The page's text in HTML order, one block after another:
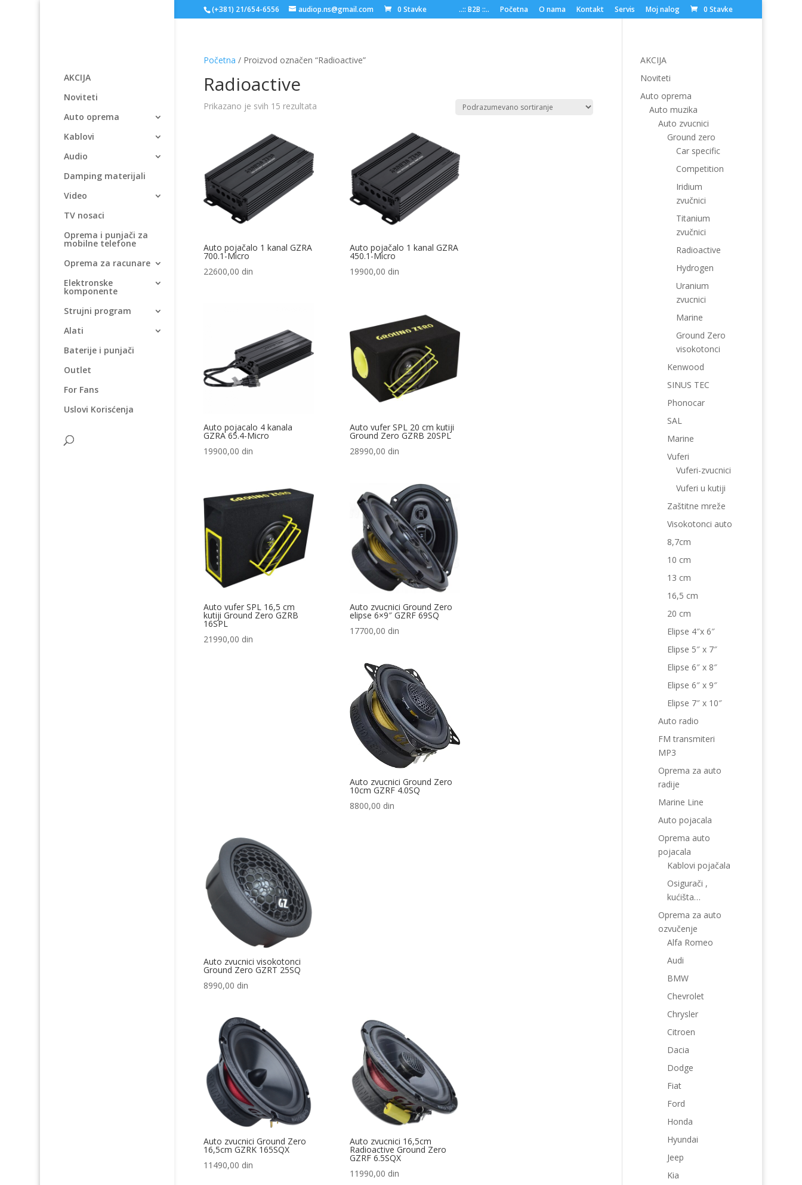
(+381) 21/654-6556 audiop.ns@gmail.com 0 Stavke ..:: B2B ::.. Početna O nama Kontakt Servis Moj nalog 0 Stavke
AKCIJA
Noviteti
Auto oprema
Kablovi
Audio
Damping materijali
Video
TV nosaci
Oprema i punjači za
mobilne telefone
Oprema za racunare
Elektronske
komponente
Strujni program
Alati
Baterije i punjači
Outlet
For Fans
Uslovi Korisćenja
Početna / Proizvod označen “Radioactive”
Radioactive
Prikazano je svih 15 rezultata
Auto pojačalo 1 kanal GZRA
700.1-Micro
22600,00 din
Auto pojačalo 1 kanal GZRA
450.1-Micro
19900,00 din
Auto pojacalo 4 kanala
GZRA 65.4-Micro
19900,00 din
Auto vufer SPL 20 cm kutiji
Ground Zero GZRB 20SPL
28990,00 din
Auto vufer SPL 16,5 cm
kutiji Ground Zero GZRB
16SPL
21990,00 din
Auto zvucnici Ground Zero
elipse 6×9″ GZRF 69SQ
17700,00 din
Auto zvucnici Ground Zero
10cm GZRF 4.0SQ
8800,00 din
Auto zvucnici visokotonci
Ground Zero GZRT 25SQ
8990,00 din
Auto zvucnici Ground Zero
16,5cm GZRK 165SQX
11490,00 din
Auto zvucnici 16,5cm
Radioactive Ground Zero
GZRF 6.5SQX
11990,00 din
AKCIJA
Noviteti
Auto oprema
Auto muzika
Auto zvucnici
Ground zero
Car specific
Competition
Iridium
zvučnici
Titanium
zvučnici
Radioactive
Hydrogen
Uranium
zvucnici
Marine
Ground Zero
visokotonci
Kenwood
SINUS TEC
Phonocar
SAL
Marine
Vuferi
Vuferi-zvucnici
Vuferi u kutiji
Zaštitne mreže
Visokotonci auto
8,7cm
10 cm
13 cm
16,5 cm
20 cm
Elipse 4″x 6″
Elipse 5″ x 7″
Elipse 6″ x 8″
Elipse 6″ x 9″
Elipse 7″ x 10″
Auto radio
FM transmiteri
MP3
Oprema za auto
radije
Marine Line
Auto pojacala
Oprema auto
pojacala
Kablovi pojačala
Osigurači ,
kućišta…
Oprema za auto
ozvučenje
Alfa Romeo
Audi
BMW
Chevrolet
Chrysler
Citroen
Dacia
Dodge
Fiat
Ford
Honda
Hyundai
Jeep
Kia